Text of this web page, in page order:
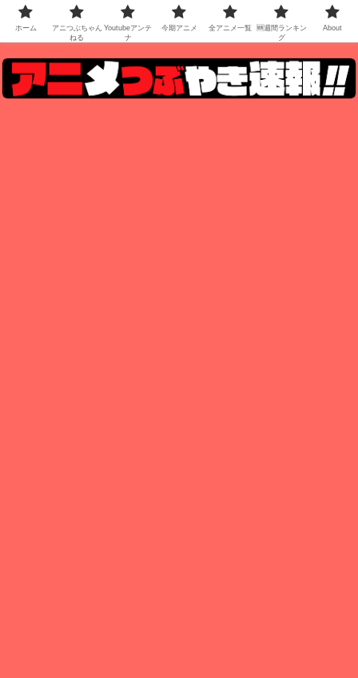
ホーム
アニつぶちゃん
ねる
Youtubeアンテ
ナ
今期アニメ 全アニメ一覧
🆕週間ランキン
グ
About